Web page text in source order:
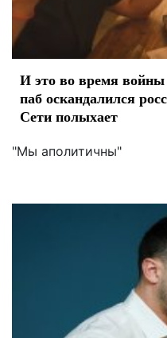
И это во время
паб оскандалился
Сети полыхает
"Мы аполитичны"